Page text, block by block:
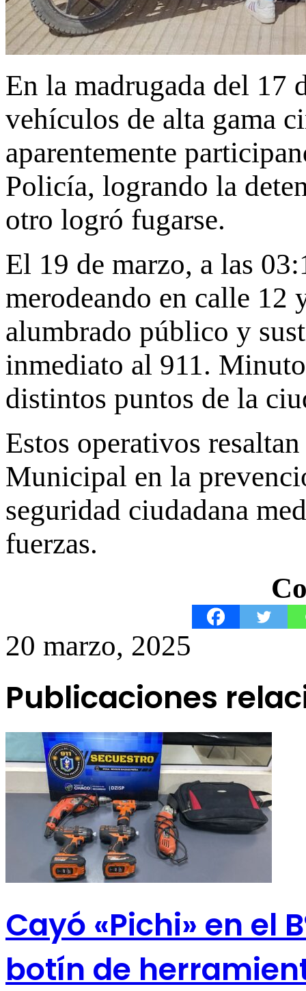
En la madrugada del 17
vehículos de alta gama
aparentemente
Policía, logrando la
otro logró fugarse.
El 19 de marzo, a las
merodeando en calle 12
alumbrado público y
inmediato al 911.
distintos puntos de la
Estos operativos
Municipal en la
seguridad ciudadana
fuerzas.
20 marzo, 2025
Publicaciones
Cayó «Pichi» en el
botín de